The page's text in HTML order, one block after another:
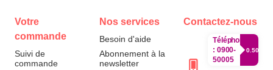
Votre
commande
Suivi de
commande
Nos services
Besoin d'aide
Abonnement à la
newsletter
Contactez-nous
Téléphone
: 0900-
50005
0.50€/